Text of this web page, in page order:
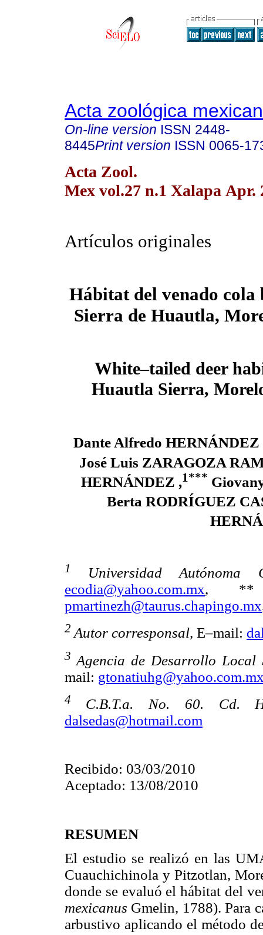
Acta zoológica
On-line version ISSN 2448-
8445Print version ISSN 0065-
Acta Zool.
Mex vol.27 n.1 Xalapa Apr.
Artículos originales
Hábitat del venado cola
Sierra de Huautla,
White–tailed deer
Huautla Sierra,
Dante Alfredo HERNÁNDEZ
José Luis ZARAGOZA
HERNÁNDEZ ,1***
Berta RODRÍGUEZ
1
Universidad Autónoma
ecodia@yahoo.com.mx,
pmartinezh@taurus.chapingo.mx
2 Autor corresponsal, E–mail:
3 Agencia de Desarrollo
mail:
4 C.B.T.a. No. 60. Cd.
dalsedas@hotmail.com
Recibido: 03/03/2010
Aceptado: 13/08/2010
RESUMEN
El estudio se realizó en las
Cuauchichinola y Pitzotlan,
donde se evaluó el hábitat del
mexicanus Gmelin, 1788). Para
arbustivo aplicando el método